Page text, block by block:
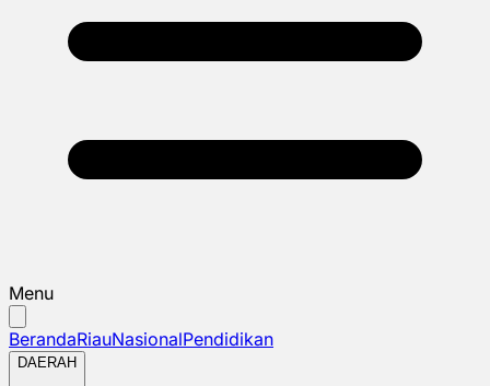
Menu
BerandaRiauNasionalPendidikan
DAERAH